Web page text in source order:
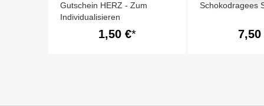
Gutschein HERZ - Zum
Individualisieren
1,50 €
Schokodragees
7,50